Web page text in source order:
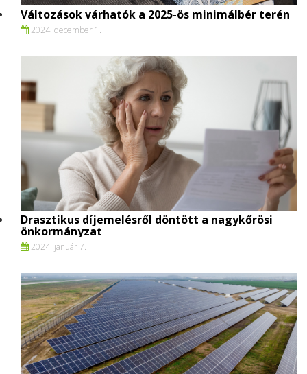
Változások várhatók a 2025-ös minimálbér terén
2024. december 1.
Drasztikus díjemelésről döntött a nagykőrösi
önkormányzat
2024. január 7.